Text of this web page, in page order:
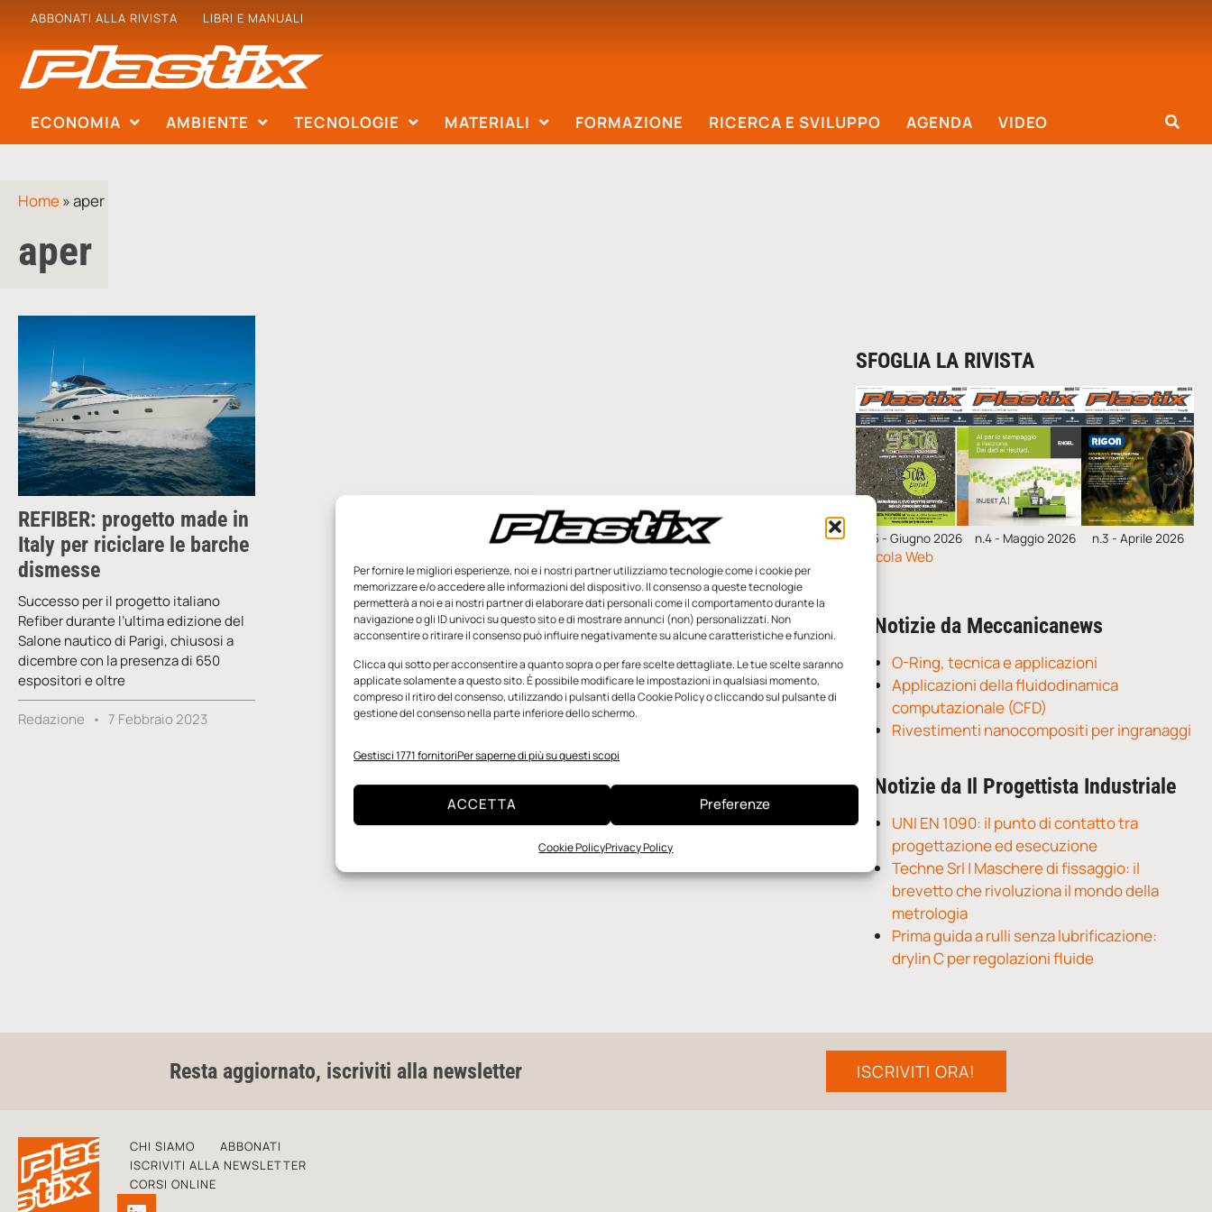
Per fornire le migliori esperienze, noi e i nostri partner utilizziamo tecnologie come i cookie per
memorizzare e/o accedere alle informazioni del dispositivo. Il consenso a queste tecnologie
permetterà a noi e ai nostri partner di elaborare dati personali come il comportamento durante la
navigazione o gli ID univoci su questo sito e di mostrare annunci (non) personalizzati. Non
acconsentire o ritirare il consenso può influire negativamente su alcune caratteristiche e funzioni.
Clicca qui sotto per acconsentire a quanto sopra o per fare scelte dettagliate. Le tue scelte saranno
applicate solamente a questo sito. È possibile modificare le impostazioni in qualsiasi momento,
compreso il ritiro del consenso, utilizzando i pulsanti della Cookie Policy o cliccando sul pulsante di
gestione del consenso nella parte inferiore dello schermo.
Gestisci 1771 fornitoriPer saperne di più su questi scopi
ACCETTA Preferenze
Cookie PolicyPrivacy Policy
ABBONATI ALLA RIVISTA LIBRI E MANUALI
ECONOMIA AMBIENTE TECNOLOGIE MATERIALI FORMAZIONE RICERCA E SVILUPPO AGENDA VIDEO
Home»aper
aper
REFIBER: progetto made in
Italy per riciclare le barche
dismesse
Successo per il progetto italiano
Refiber durante l’ultima edizione del
Salone nautico di Parigi, chiusosi a
dicembre con la presenza di 650
espositori e oltre
Redazione 7 Febbraio 2023
SFOGLIA LA RIVISTA
n.5 - Giugno 2026 n.4 - Maggio 2026 n.3 - Aprile 2026
Edicola Web
Notizie da Meccanicanews
O-Ring, tecnica e applicazioni
Applicazioni della fluidodinamica
computazionale (CFD)
Rivestimenti nanocompositi per ingranaggi
Notizie da Il Progettista Industriale
UNI EN 1090: il punto di contatto tra
progettazione ed esecuzione
Techne Srl | Maschere di fissaggio: il
brevetto che rivoluziona il mondo della
metrologia
Prima guida a rulli senza lubrificazione:
drylin C per regolazioni fluide
Resta aggiornato, iscriviti alla newsletter ISCRIVITI ORA!
CHI SIAMO
ABBONATI
ISCRIVITI ALLA NEWSLETTER
CORSI ONLINE